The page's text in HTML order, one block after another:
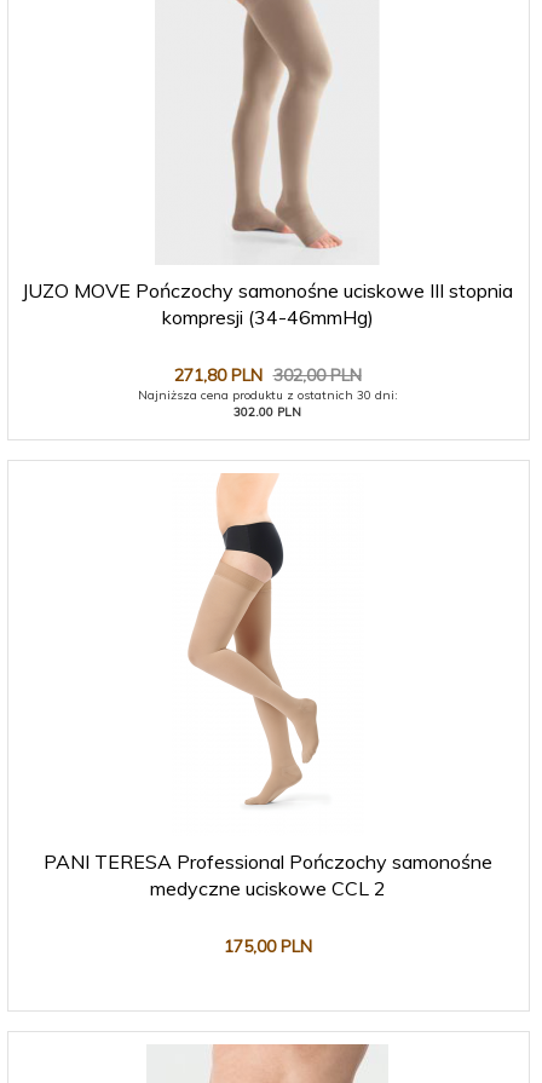
JUZO MOVE Pończochy samonośne uciskowe III stopnia
kompresji (34-46mmHg)
271,80 PLN 302,00 PLN
Najniższa cena produktu z ostatnich 30 dni:
302.00 PLN
PANI TERESA Professional Pończochy samonośne
medyczne uciskowe CCL 2
175,00 PLN